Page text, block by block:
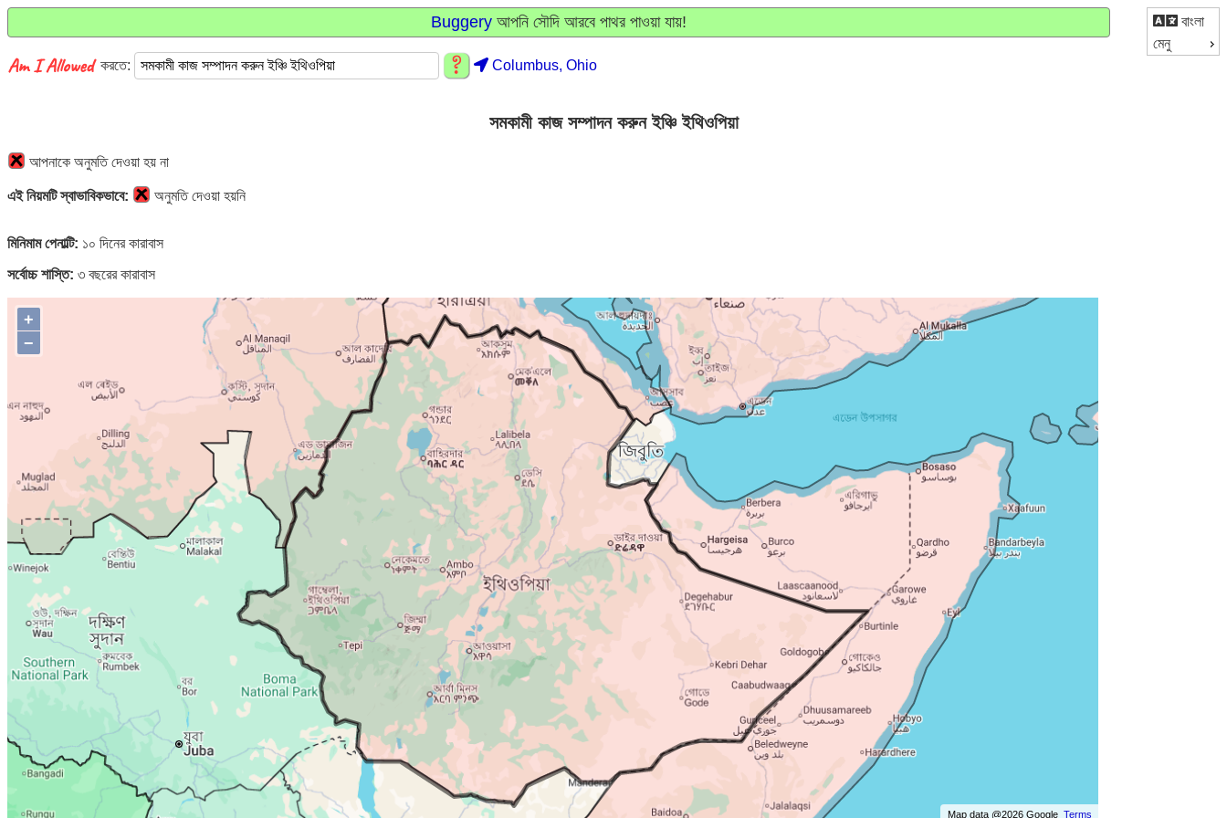
বাংলা
মেনু
Buggery আপনি সৌদি আরবে পাথর পাওয়া যায়!
করতে: Columbus, Ohio
সমকামী কাজ সম্পাদন করুন ইঞ্চি ইথিওপিয়া
আপনাকে অনুমতি দেওয়া হয় না
এই নিয়মটি স্বাভাবিকভাবে: অনুমতি দেওয়া হয়নি
মিনিমাম পেনাল্টি: ১০ দিনের কারাবাস
সর্বোচ্চ শাস্তি: ৩ বছরের কারাবাস
+
−
Map data @2026 Google Terms